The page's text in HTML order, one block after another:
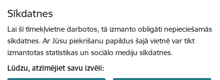
Sīkdatnes
Lai šī tīmekļvietne darbotos, tā izmanto obligāti nepieciešamās
sīkdatnes. Ar Jūsu piekrišanu papildus šajā vietnē var tikt
izmantotas statistikas un sociālo mediju sīkdatnes.
Lūdzu, atzīmējiet savu izvēli: